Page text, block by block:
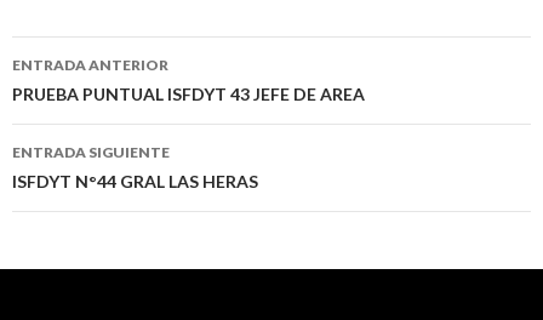
Navegación
de
entradas
ENTRADA ANTERIOR
PRUEBA PUNTUAL ISFDYT 43 JEFE DE AREA
ENTRADA SIGUIENTE
ISFDYT N°44 GRAL LAS HERAS